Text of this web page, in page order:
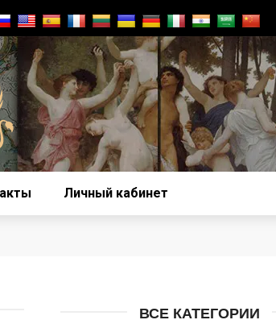
Личный кабинет
ВСЕ КАТЕГОРИИ